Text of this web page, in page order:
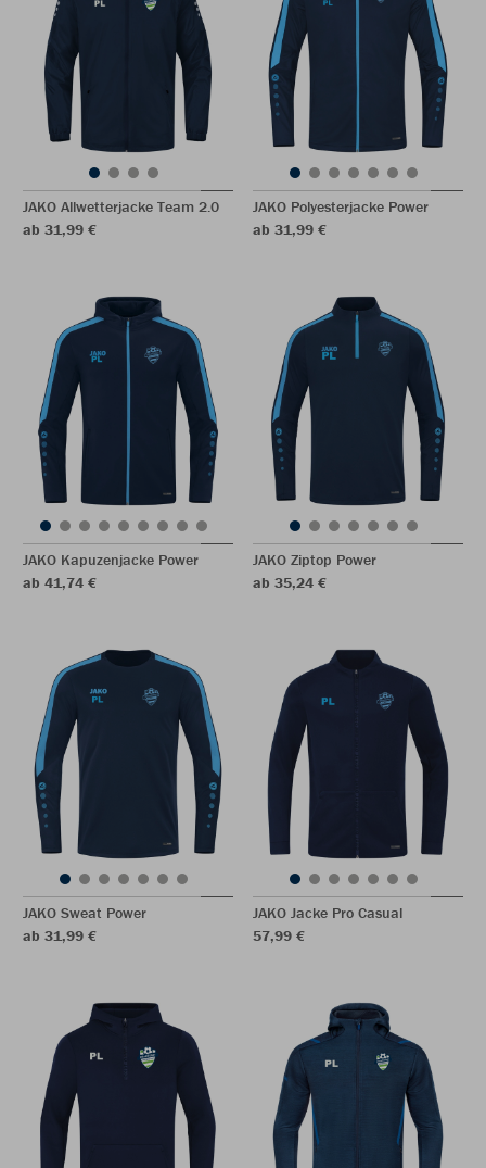
JAKO Allwetterjacke Team 2.0
ab 31,99 €
JAKO Polyesterjacke Power
ab 31,99 €
JAKO Kapuzenjacke Power
ab 41,74 €
JAKO Ziptop Power
ab 35,24 €
JAKO Sweat Power
ab 31,99 €
JAKO Jacke Pro Casual
57,99 €